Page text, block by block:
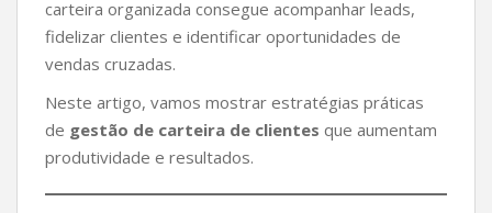
carteira organizada consegue acompanhar leads,
fidelizar clientes e identificar oportunidades de
vendas cruzadas.
Neste artigo, vamos mostrar estratégias práticas
de gestão de carteira de clientes que aumentam
produtividade e resultados.